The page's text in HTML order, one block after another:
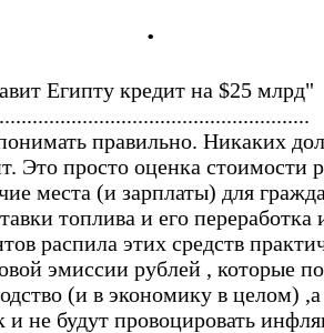
.
Египту кредит на $25 млрд"
правильно. Никаких
Это просто оценка стоимости
места (и зарплаты) для
топлива и его переработка
распила этих средств
эмиссии рублей , которые
(и в экономику в целом)
не будут провоцировать